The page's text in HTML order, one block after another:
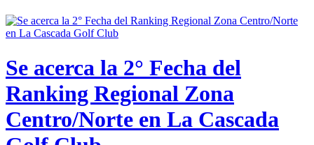
Se acerca la 2° Fecha del
Ranking Regional Zona
Centro/Norte en La Cascada